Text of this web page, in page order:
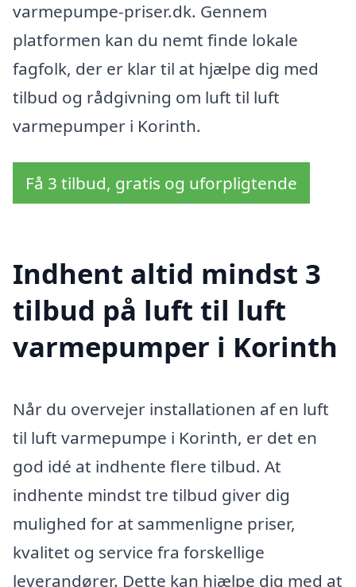
varmepumpe-priser.dk. Gennem
platformen kan du nemt finde lokale
fagfolk, der er klar til at hjælpe dig med
tilbud og rådgivning om luft til luft
varmepumper i Korinth.
Få 3 tilbud, gratis og uforpligtende
Indhent altid mindst 3
tilbud på luft til luft
varmepumper i Korinth
Når du overvejer installationen af en luft
til luft varmepumpe i Korinth, er det en
god idé at indhente flere tilbud. At
indhente mindst tre tilbud giver dig
mulighed for at sammenligne priser,
kvalitet og service fra forskellige
leverandører. Dette kan hjælpe dig med at